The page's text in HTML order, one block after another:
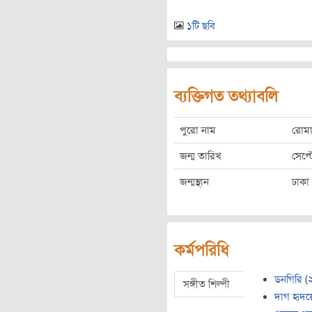
১টি ছবি
ব্যক্তিগত তথ্যাবলি
পুরো নাম
জন্ম তারিখ
জন্মস্থান
কর্মপরিধি
সঙ্গীত শিল্পী ডনগিরি (
দাগ